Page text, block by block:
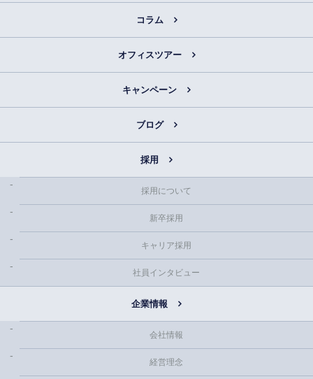
コラム
オフィスツアー
キャンペーン
ブログ
採用
採用について
新卒採用
キャリア採用
社員インタビュー
企業情報
会社情報
経営理念